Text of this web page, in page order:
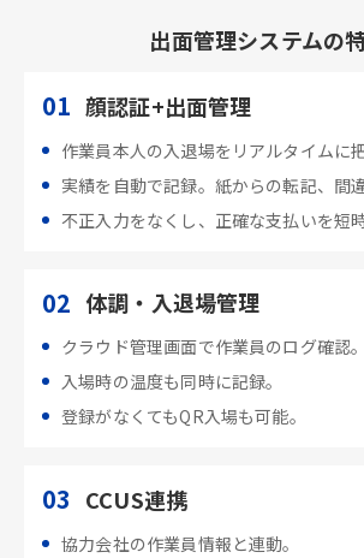
出面管理システムの
01 顔認証+出面管理
作業員本人の入退場をリアルタイムに把
実績を自動で記録。紙からの転記、間
不正入力をなくし、正確な支払いを短
02 体調・入退場管理
クラウド管理画面で作業員のログ確認。
入場時の温度も同時に記録。
登録がなくてもQR入場も可能。
03 CCUS連携
協力会社の作業員情報と連動。